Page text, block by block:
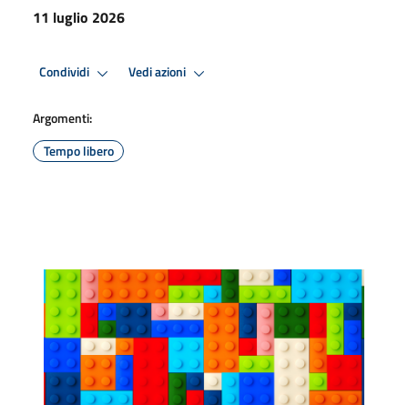
11 luglio 2026
Condividi Vedi azioni
Argomenti:
Tempo libero